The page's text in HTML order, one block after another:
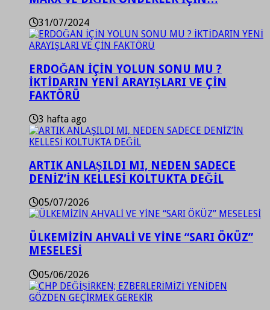
31/07/2024
ERDOĞAN İÇİN YOLUN SONU MU ?
İKTİDARIN YENİ ARAYIŞLARI VE ÇİN
FAKTÖRÜ
3 hafta ago
ARTIK ANLAŞILDI MI, NEDEN SADECE
DENİZ’İN KELLESİ KOLTUKTA DEĞİL
05/07/2026
ÜLKEMİZİN AHVALİ VE YİNE “SARI ÖKÜZ”
MESELESİ
05/06/2026